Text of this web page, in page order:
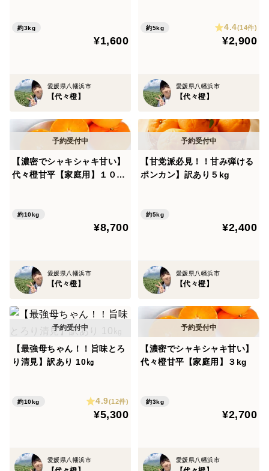
約3kg
¥1,600
愛媛県八幡浜市
【代々橙】
約5kg 4.4(14件)
¥2,900
愛媛県八幡浜市
【代々橙】
【濃密でシャキシャキ甘い】
代々橙甘平【家庭用】１０ｋ
約10kg
¥8,700
愛媛県八幡浜市
【代々橙】
【甘党派必見！！甘み弾ける
ポンカン】訳あり５kg
約5kg
¥2,400
愛媛県八幡浜市
【代々橙】
【最強母ちゃん！！旨味とろ
り清見】訳あり 10㎏
約10kg 4.9(12件)
¥5,300
愛媛県八幡浜市
【濃密でシャキシャキ甘い】
代々橙甘平【家庭用】３kg
約3kg
¥2,700
愛媛県八幡浜市